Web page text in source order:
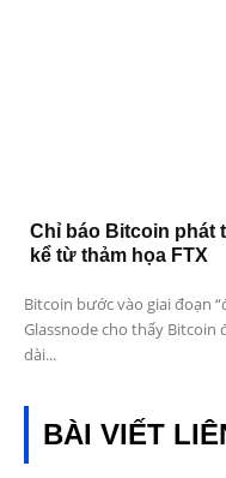
Chỉ báo Bitcoin phát
kể từ thảm họa FTX
Bitcoin bước vào giai đoạn
Glassnode cho thấy Bitcoin
dài...
BÀI VIẾT